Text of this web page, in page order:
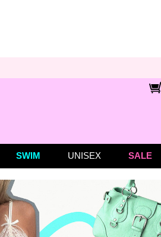
SWIM UNISEX SALE